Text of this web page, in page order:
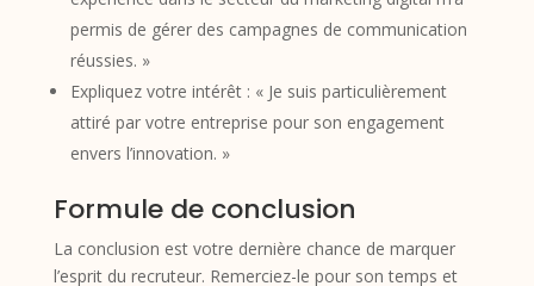
permis de gérer des campagnes de communication
réussies. »
Expliquez votre intérêt : « Je suis particulièrement
attiré par votre entreprise pour son engagement
envers l’innovation. »
Formule de conclusion
La conclusion est votre dernière chance de marquer
l’esprit du recruteur. Remerciez-le pour son temps et